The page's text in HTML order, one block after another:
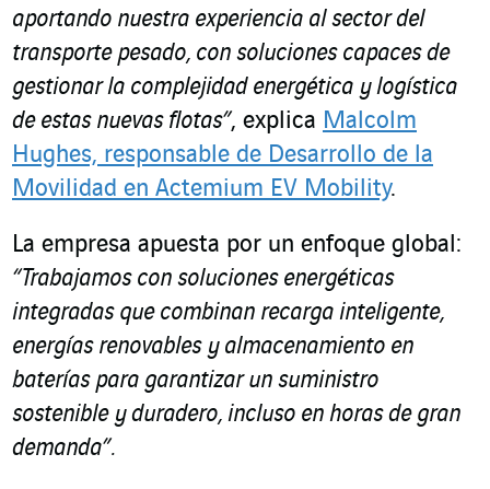
aportando nuestra experiencia al sector del
transporte pesado, con soluciones capaces de
gestionar la complejidad energética y logística
de estas nuevas flotas”, explica Malcolm
Hughes, responsable de Desarrollo de la
Movilidad en Actemium EV Mobility.
La empresa apuesta por un enfoque global:
“Trabajamos con soluciones energéticas
integradas que combinan recarga inteligente,
energías renovables y almacenamiento en
baterías para garantizar un suministro
sostenible y duradero, incluso en horas de gran
demanda”.